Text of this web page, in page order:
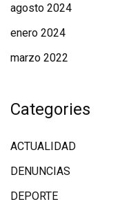
agosto 2024
enero 2024
marzo 2022
Categories
ACTUALIDAD
DENUNCIAS
DEPORTE